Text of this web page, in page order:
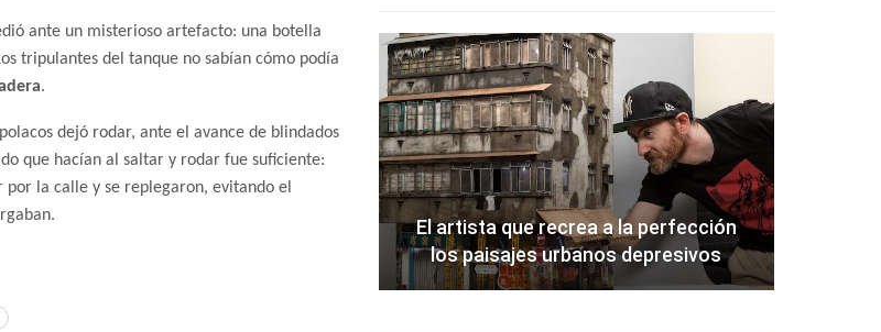
ante un misterioso artefacto: una botella
tripulantes del tanque no sabían cómo podía
.
dejó rodar, ante el avance de blindados
que hacían al saltar y rodar fue suficiente:
la calle y se replegaron, evitando el
El artista que recrea a la perfección
los paisajes urbanos depresivos